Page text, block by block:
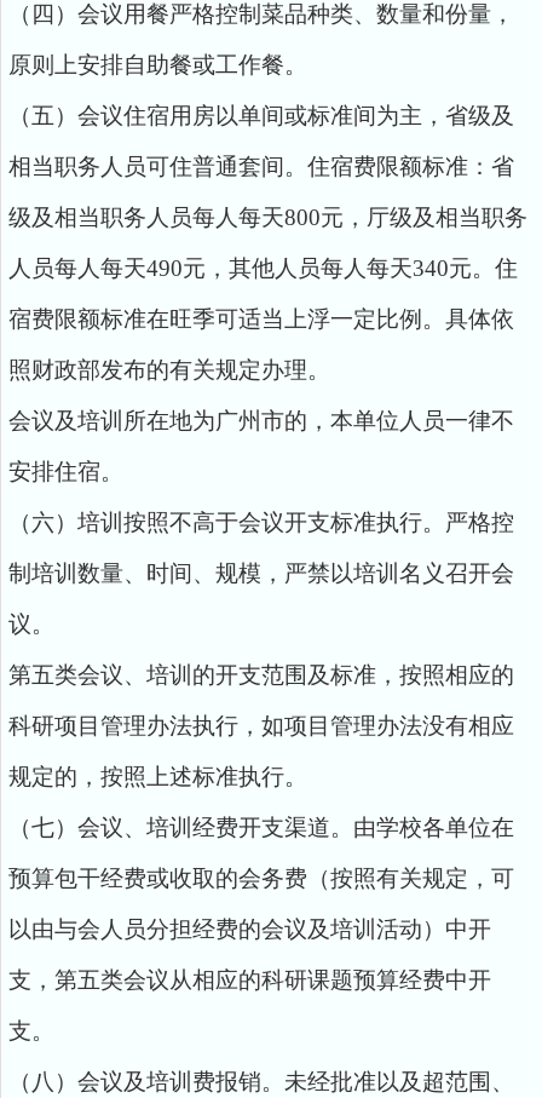
（四）会议用餐严格控制菜品种类、数量和份量，
原则上安排自助餐或工作餐。
（五）会议住宿用房以单间或标准间为主，省级及
相当职务人员可住普通套间。住宿费限额标准：省
级及相当职务人员每人每天800元，厅级及相当职务
人员每人每天490元，其他人员每人每天340元。住
宿费限额标准在旺季可适当上浮一定比例。具体依
照财政部发布的有关规定办理。
会议及培训所在地为广州市的，本单位人员一律不
安排住宿。
（六）培训按照不高于会议开支标准执行。严格控
制培训数量、时间、规模，严禁以培训名义召开会
议。
第五类会议、培训的开支范围及标准，按照相应的
科研项目管理办法执行，如项目管理办法没有相应
规定的，按照上述标准执行。
（七）会议、培训经费开支渠道。由学校各单位在
预算包干经费或收取的会务费（按照有关规定，可
以由与会人员分担经费的会议及培训活动）中开
支，第五类会议从相应的科研课题预算经费中开
支。
（八）会议及培训费报销。未经批准以及超范围、